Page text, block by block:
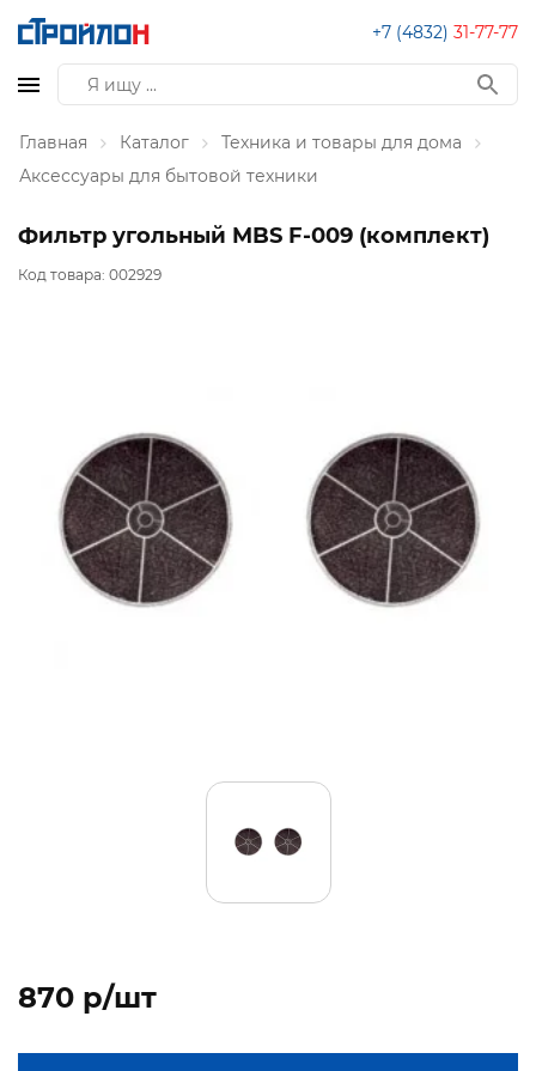
+7 (4832) 31-77-77
Главная Каталог
Техника и товары для дома
Аксессуары для бытовой техники
Фильтр угольный MBS F-009 (комплект)
Код товара: 002929
870 p/шт